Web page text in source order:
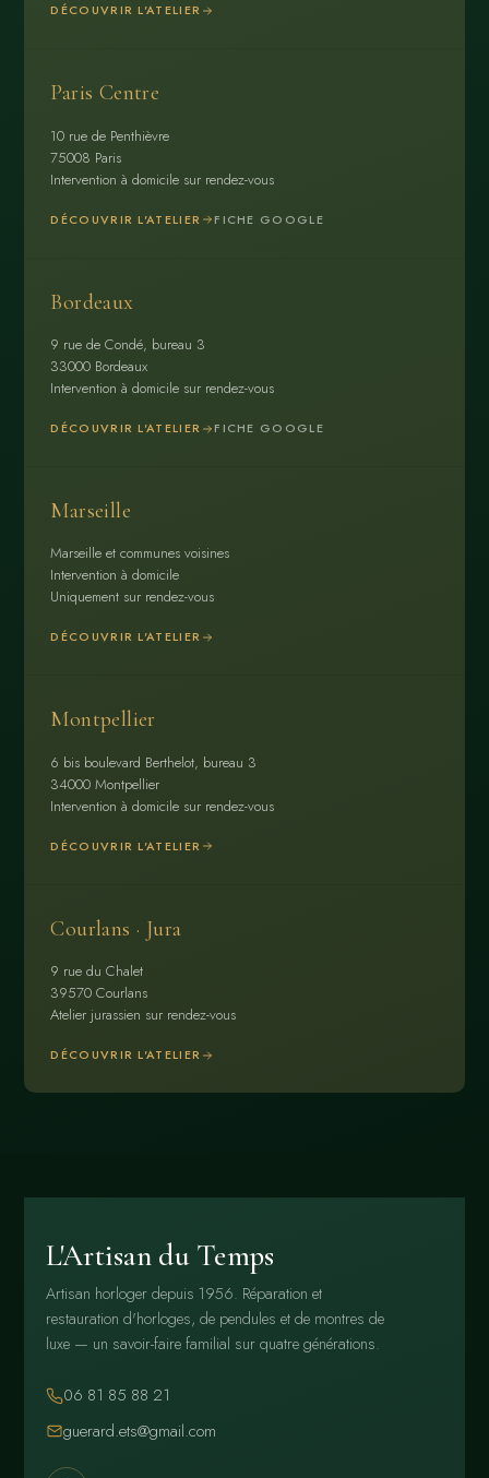
DÉCOUVRIR L'ATELIER
Paris Centre
10 rue de Penthièvre
75008 Paris
Intervention à domicile sur rendez-vous
DÉCOUVRIR L'ATELIER FICHE GOOGLE
Bordeaux
9 rue de Condé, bureau 3
33000 Bordeaux
Intervention à domicile sur rendez-vous
DÉCOUVRIR L'ATELIER FICHE GOOGLE
Marseille
Marseille et communes voisines
Intervention à domicile
Uniquement sur rendez-vous
DÉCOUVRIR L'ATELIER
Montpellier
6 bis boulevard Berthelot, bureau 3
34000 Montpellier
Intervention à domicile sur rendez-vous
DÉCOUVRIR L'ATELIER
Courlans · Jura
9 rue du Chalet
39570 Courlans
Atelier jurassien sur rendez-vous
DÉCOUVRIR L'ATELIER
L'Artisan du Temps
Artisan horloger depuis 1956. Réparation et
restauration d'horloges, de pendules et de montres de
luxe — un savoir-faire familial sur quatre générations.
06 81 85 88 21
guerard.ets@gmail.com